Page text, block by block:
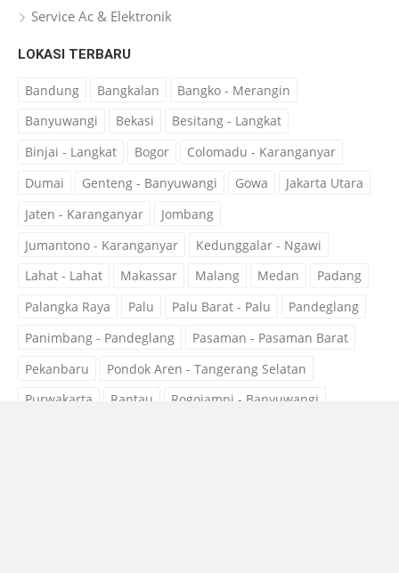
Service Ac & Elektronik
LOKASI TERBARU
Bandung Bangkalan
Bangko - Merangin
Banyuwangi
Bekasi
Besitang - Langkat
Binjai - Langkat
Bogor
Colomadu - Karanganyar
Dumai
Genteng - Banyuwangi Gowa
Jakarta Utara
Jaten - Karanganyar
Jombang
Jumantono - Karanganyar
Kedunggalar - Ngawi
Lahat - Lahat
Makassar Malang Medan
Padang
Palangka Raya
Palu Palu Barat - Palu
Pandeglang
Panimbang - Pandeglang
Pasaman - Pasaman Barat
Pekanbaru
Pondok Aren - Tangerang Selatan
Purwakarta
Rantau
Rogojampi - Banyuwangi